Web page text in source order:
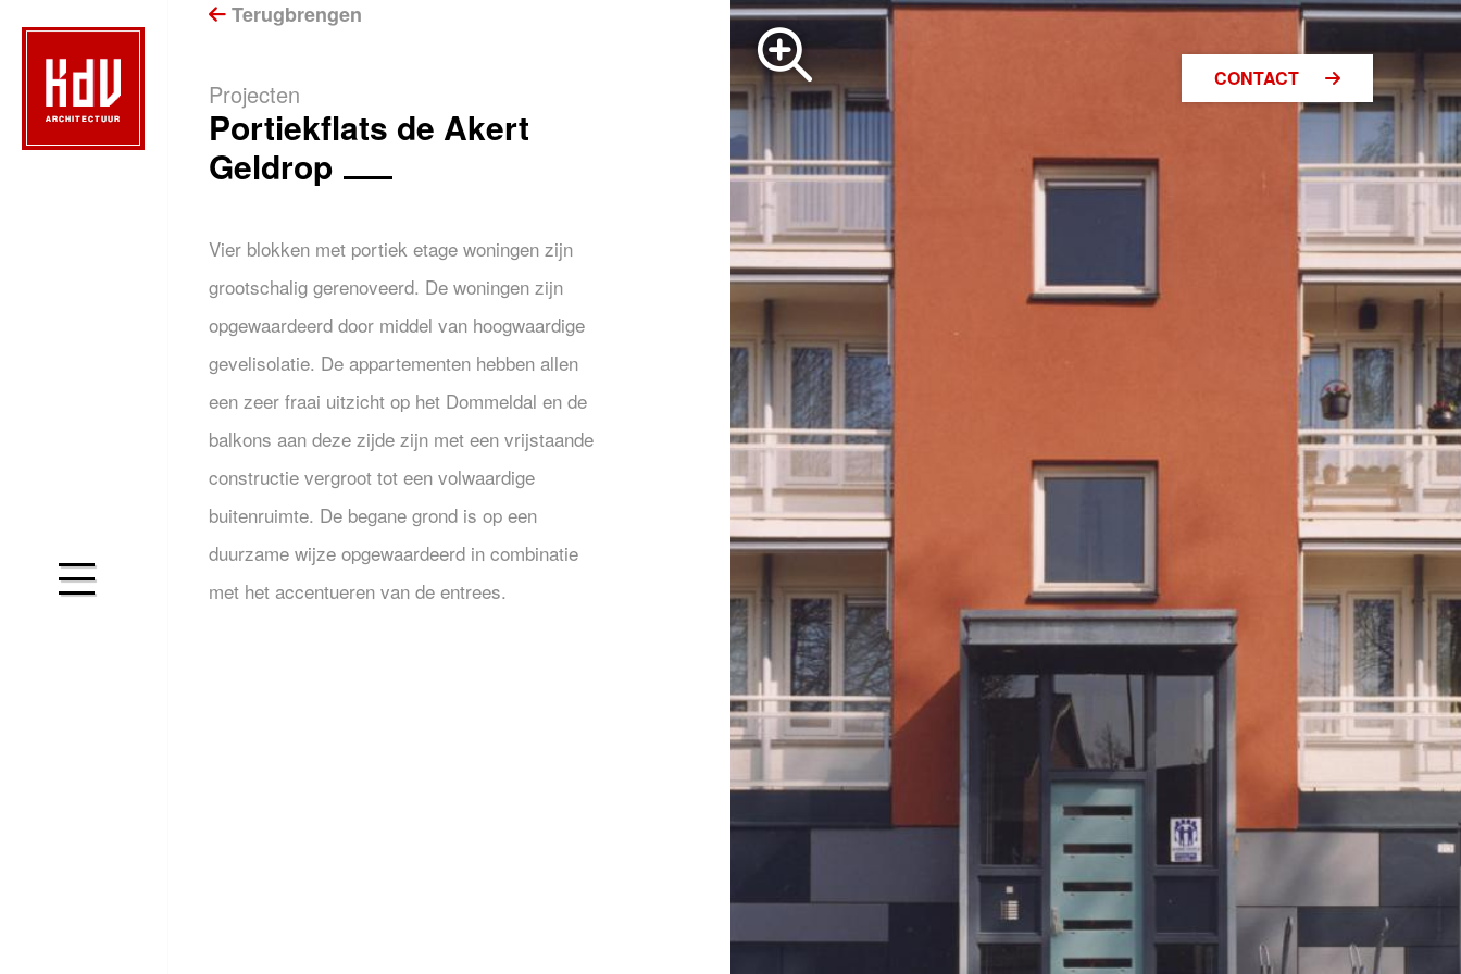
Terugbrengen
Projecten
Portiekflats de Akert
Geldrop
Vier blokken met portiek etage woningen zijn
grootschalig gerenoveerd. De woningen zijn
opgewaardeerd door middel van hoogwaardige
gevelisolatie. De appartementen hebben allen
een zeer fraai uitzicht op het Dommeldal en de
balkons aan deze zijde zijn met een vrijstaande
constructie vergroot tot een volwaardige
buitenruimte. De begane grond is op een
duurzame wijze opgewaardeerd in combinatie
met het accentueren van de entrees.
CONTACT